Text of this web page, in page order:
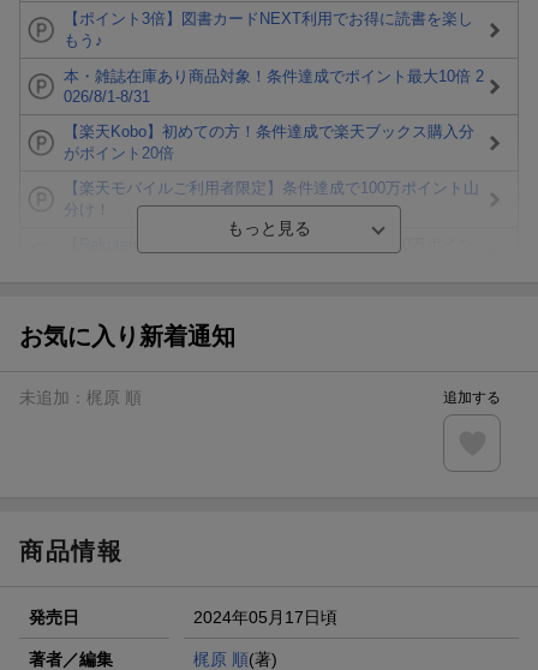
【ポイント3倍】図書カードNEXT利用でお得に読書を楽し
もう♪
本・雑誌在庫あり商品対象！条件達成でポイント最大10倍 2
026/8/1-8/31
【楽天Kobo】初めての方！条件達成で楽天ブックス購入分
がポイント20倍
【楽天モバイルご利用者限定】条件達成で100万ポイント山
分け！
が当たる！
条件達成で楽天限定・宝塚歌劇 宙組貸切公演ペアチケット
エントリー＆条件達成で『鬼滅の刃』オリジナルきんちゃく
お気に入り新着通知
未追加： 梶原 順 追加する
商品情報
発売日 2024年05月17日頃
著者／編集 梶原 順(著)